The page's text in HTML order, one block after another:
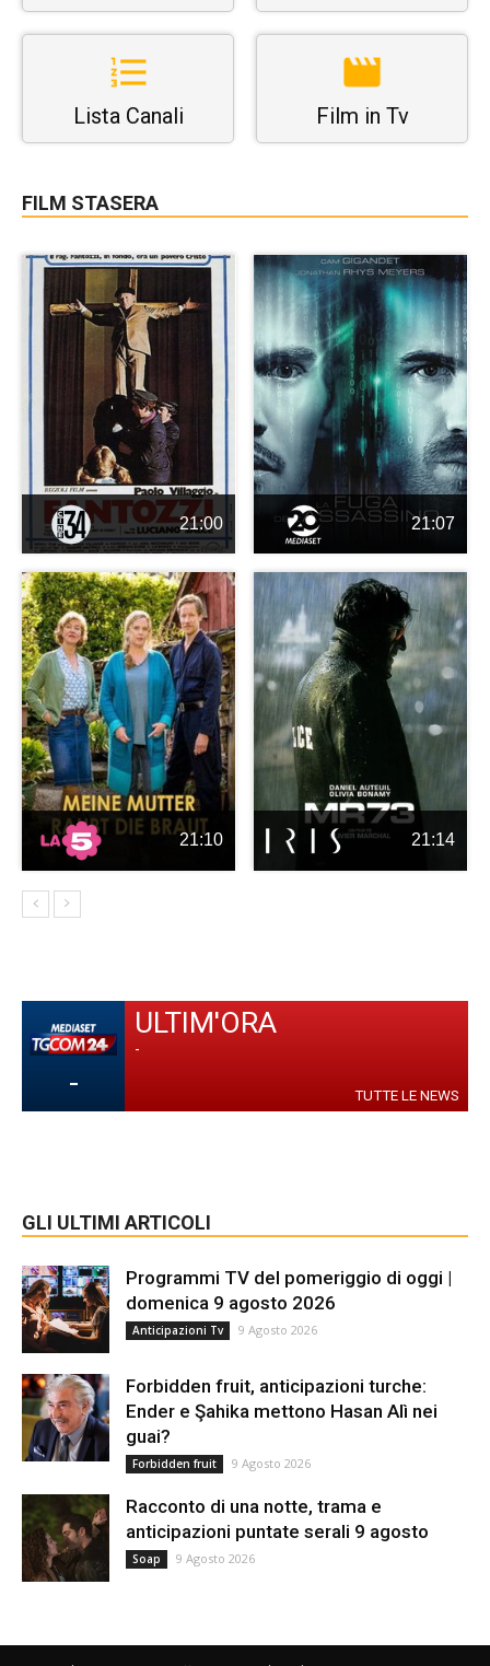
Lista Canali Film in Tv
FILM STASERA
21:00 21:07
21:10 21:14
-
ULTIM'ORA
-
TUTTE LE NEWS
GLI ULTIMI ARTICOLI
Programmi TV del pomeriggio di oggi |
domenica 9 agosto 2026
Anticipazioni Tv 9 Agosto 2026
Forbidden fruit, anticipazioni turche:
Ender e Şahika mettono Hasan Alì nei
guai?
Forbidden fruit 9 Agosto 2026
Racconto di una notte, trama e
anticipazioni puntate serali 9 agosto
Soap 9 Agosto 2026